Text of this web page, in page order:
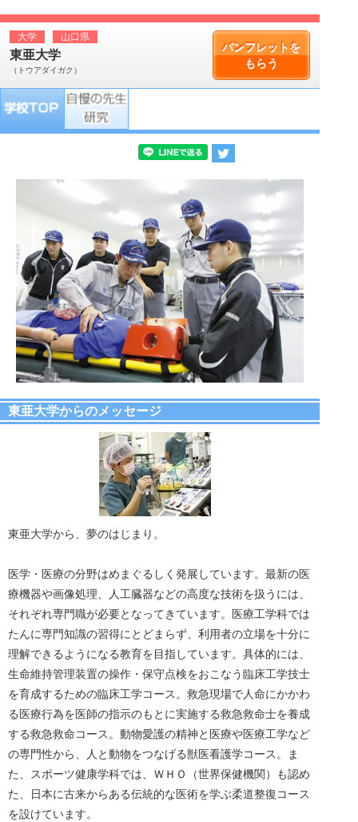
パンフレットを
もらう
大学 山口県
東亜大学
（トウアダイガク）
東亜大学からのメッセージ
東亜大学から、夢のはじまり。
医学・医療の分野はめまぐるしく発展しています。最新の医
療機器や画像処理、人工臓器などの高度な技術を扱うには、
それぞれ専門職が必要となってきています。医療工学科では
たんに専門知識の習得にとどまらず、利用者の立場を十分に
理解できるようになる教育を目指しています。具体的には、
生命維持管理装置の操作・保守点検をおこなう臨床工学技士
を育成するための臨床工学コース。救急現場で人命にかかわ
る医療行為を医師の指示のもとに実施する救急救命士を養成
する救急救命コース。動物愛護の精神と医療や医療工学など
の専門性から、人と動物をつなげる獣医看護学コース。ま
た、スポーツ健康学科では、ＷＨＯ（世界保健機関）も認め
た、日本に古来からある伝統的な医術を学ぶ柔道整復コース
を設けています。